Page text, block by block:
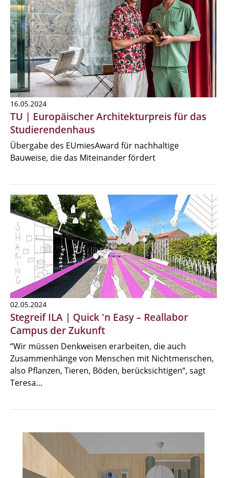
16.05.2024
TU | Europäischer Architekturpreis für das
Studierendenhaus
Übergabe des EUmiesAward für nachhaltige
Bauweise, die das Miteinander fördert
02.05.2024
Stegreif ILA | Quick 'n Easy – Reallabor
Campus der Zukunft
“Wir müssen Denkweisen erarbeiten, die auch
Zusammenhänge von Menschen mit Nichtmenschen,
also Pflanzen, Tieren, Böden, berücksichtigen“, sagt
Teresa…